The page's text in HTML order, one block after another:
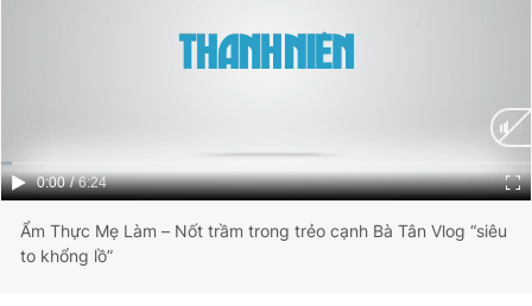
Current
0:00 / Duration
6:24
Ẩm Thực Mẹ Làm – Nốt trầm trong trẻo cạnh Bà Tân Vlog “siêu
to khổng lồ”